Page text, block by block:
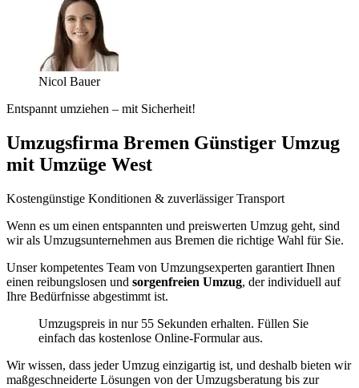
Nicol Bauer
Entspannt umziehen – mit Sicherheit!
Umzugsfirma Bremen Günstiger Umzug
mit Umzüge West
Kostengünstige Konditionen & zuverlässiger Transport
Wenn es um einen entspannten und preiswerten Umzug geht, sind
wir als Umzugsunternehmen aus Bremen die richtige Wahl für Sie.
Unser kompetentes Team von Umzungsexperten garantiert Ihnen
einen reibungslosen und sorgenfreien Umzug, der individuell auf
Ihre Bedürfnisse abgestimmt ist.
Umzugspreis in nur 55 Sekunden erhalten. Füllen Sie
einfach das kostenlose Online-Formular aus.
Wir wissen, dass jeder Umzug einzigartig ist, und deshalb bieten wir
maßgeschneiderte Lösungen von der Umzugsberatung bis zur